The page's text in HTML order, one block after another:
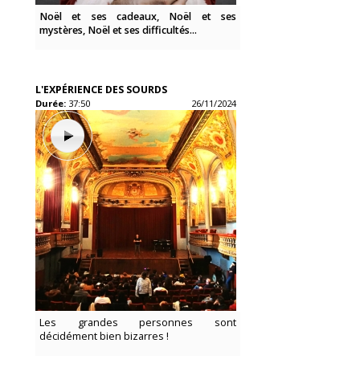
Noël et ses cadeaux, Noël et ses
mystères, Noël et ses difficultés...
L'EXPÉRIENCE DES SOURDS
Durée: 37:50 26/11/2024
Les grandes personnes sont
décidément bien bizarres !